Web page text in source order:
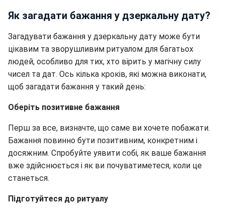
Як загадати бажання у дзеркальну дату?
Загадувати бажання у дзеркальну дату може бути
цікавим та зворушливим ритуалом для багатьох
людей, особливо для тих, хто вірить у магічну силу
чисел та дат. Ось кілька кроків, які можна виконати,
щоб загадати бажання у такий день:
Оберіть позитивне бажання
Перш за все, визначте, що саме ви хочете побажати.
Бажання повинно бути позитивним, конкретним і
досяжним. Спробуйте уявити собі, як ваше бажання
вже здійснюється і як ви почуватиметеся, коли це
станеться.
Підготуйтеся до ритуалу